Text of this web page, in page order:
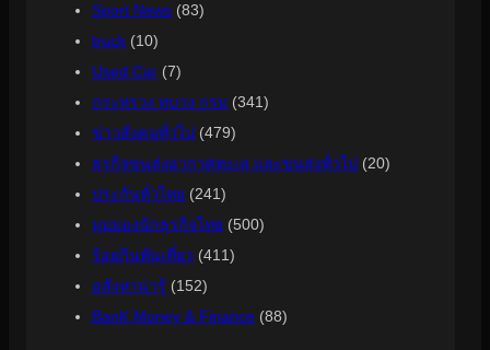
Sport News (83)
truck (10)
Used Car (7)
กระทรวง ทบวง กรม (341)
ข่าวสังคมทั่วไป (479)
ธุรกิจขนส่งอากาศทะเล และขนส่งทั่วไป (20)
ประกันทั่วไทย (241)
มุมมองนักธุรกิจไทย (500)
ร้อยกินพันเที่ยว (411)
อสังหาน่ารู้ (152)
ฺBanK Money & Finance (88)